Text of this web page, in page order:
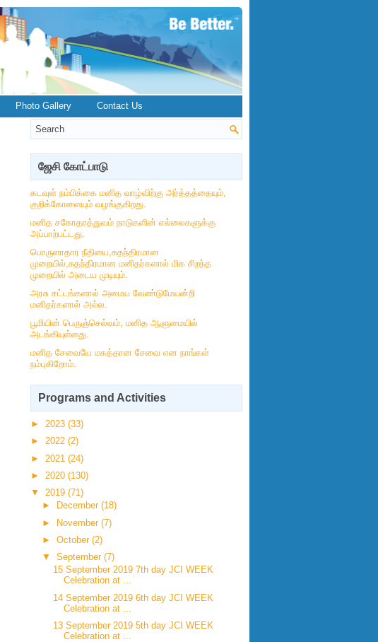
Photo Gallery Contact Us
ஜேசி கோட்பாடு
கடவுள் நம்பிக்கை மனித வாழ்விற்கு அர்த்தத்தையும்,
குறிக்கோளையும் வழங்குகிறது.
மனித சகோதரத்துவம் நாடுகளின் எல்லைகளுக்கு
அப்பாற்பட்டது.
பொருளாதார நீதியை,சுதந்திரமான
முறையில்,சுதந்திரமான மனிதர்களால் மிக சிறந்த
முறையில் அடைய முடியும்.
அரசு சட்டங்களால் அமைய வேண்டுமேயன்றி
மனிதர்களால் அல்ல.
பூமியின் பெருஞ்செல்வம், மனித ஆளுமையில்
அடங்கியுள்ளது.
மனித சேவையே மகத்தான சேவை என நாங்கள்
நம்புகிறோம்.
Programs and Activities
► 2023 (33)
► 2022 (2)
► 2021 (24)
► 2020 (130)
▼ 2019 (71)
►
December (18)
► November (7)
► October (2)
▼ September (7)
15 September 2019 7th day JCI WEEK
Celebration at ...
14 September 2019 6th day JCI WEEK
Celebration at ...
13 September 2019 5th day JCI WEEK
Celebration at ...